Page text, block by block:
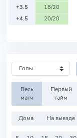
+3.5
18/20
+4.5
20/20
Весь
матч
Первый
тайм
Дома На выезде